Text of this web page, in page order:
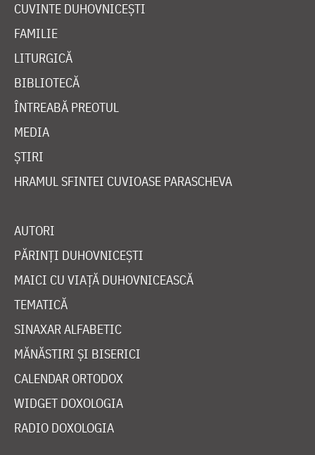
CUVINTE DUHOVNICEȘTI
FAMILIE
LITURGICĂ
BIBLIOTECĂ
ÎNTREABĂ PREOTUL
MEDIA
ȘTIRI
HRAMUL SFINTEI CUVIOASE PARASCHEVA
AUTORI
PĂRINȚI DUHOVNICEȘTI
MAICI CU VIAȚĂ DUHOVNICEASCĂ
TEMATICĂ
SINAXAR ALFABETIC
MĂNĂSTIRI ȘI BISERICI
CALENDAR ORTODOX
WIDGET DOXOLOGIA
RADIO DOXOLOGIA